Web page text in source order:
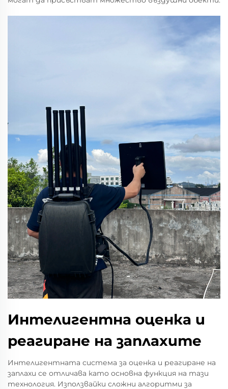
Интелигентна оценка и
реагиране на заплахите
Интелигентната система за оценка и реагиране на
заплахи се отличава като основна функция на тази
технология. Използвайки сложни алгоритми за